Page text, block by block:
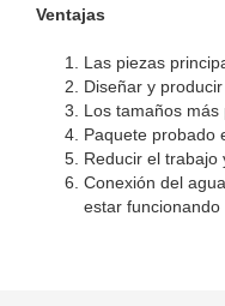
Ventajas
Las piezas
Diseñar y
Los tamaños
Paquete probado
Reducir el trabajo
Conexión del
estar